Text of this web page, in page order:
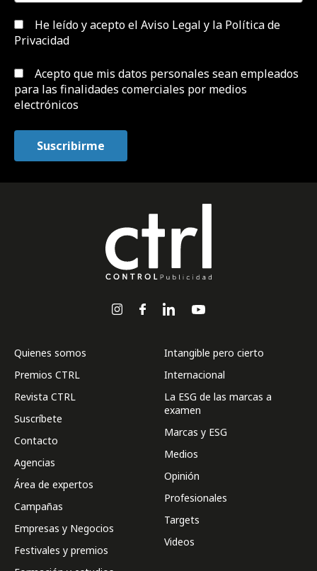
He leído y acepto el Aviso Legal y la Política de
Privacidad
Acepto que mis datos personales sean empleados
para las finalidades comerciales por medios
electrónicos
Quienes somos
Premios CTRL
Revista CTRL
Suscríbete
Contacto
Agencias
Área de expertos
Campañas
Empresas y Negocios
Festivales y premios
Intangible pero cierto
Internacional
La ESG de las marcas a
examen
Marcas y ESG
Medios
Opinión
Profesionales
Targets
Videos